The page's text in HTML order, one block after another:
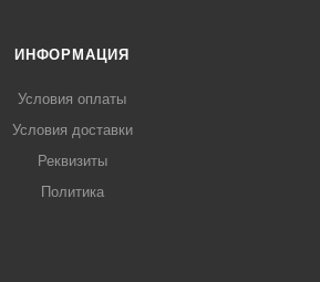
ИНФОРМАЦИЯ
Условия оплаты
Условия доставки
Реквизиты
Политика